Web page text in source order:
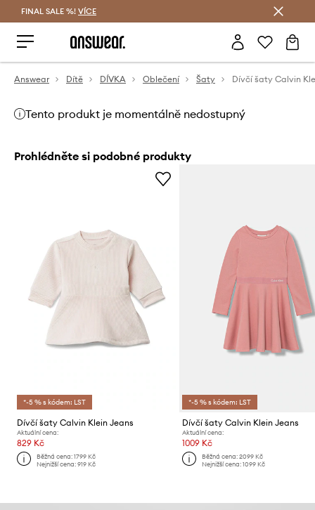
FINAL SALE %! VÍCE
Answear Dítě DÍVKA Oblečení Šaty Dívčí šaty Calvin
Tento produkt je momentálně nedostupný
Prohlédněte si podobné produkty
*-5 % s kódem: LST
Dívčí šaty Calvin Klein Jeans
Aktuální cena:
829 Kč
Běžná cena:1799 Kč
Nejnižší cena:919 Kč
*-5 % s kódem: LST
Dívčí šaty Calvin Klein Jeans
Aktuální cena:
1009 Kč
Běžná cena: 2099 Kč
Nejnižší cena: 1099 Kč